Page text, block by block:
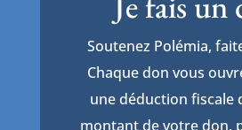
Soutenez Polémia,
Chaque don vous
une déduction fiscale
montant de votre don,